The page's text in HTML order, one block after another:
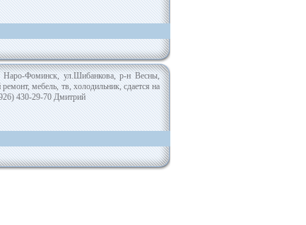
Фоминск, ул.Шибанкова, р-н Весны,
мебель, тв, холодильник, сдается на
430-29-70 Дмитрий